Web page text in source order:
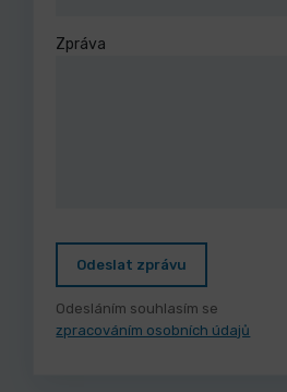
Zpráva
Odeslat zprávu
Odesláním souhlasím se
zpracováním osobních údajů